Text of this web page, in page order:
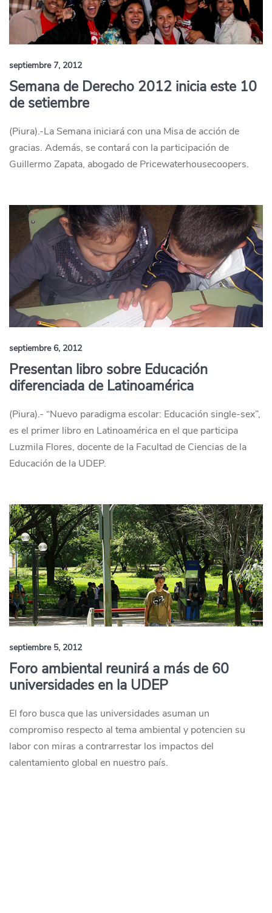
septiembre 7, 2012
Semana de Derecho 2012 inicia este 10
de setiembre
(Piura).-La Semana iniciará con una Misa de acción de
gracias. Además, se contará con la participación de
Guillermo Zapata, abogado de Pricewaterhousecoopers.
septiembre 6, 2012
Presentan libro sobre Educación
diferenciada de Latinoamérica
(Piura).- “Nuevo paradigma escolar: Educación single-sex”,
es el primer libro en Latinoamérica en el que participa
Luzmila Flores, docente de la Facultad de Ciencias de la
Educación de la UDEP.
septiembre 5, 2012
Foro ambiental reunirá a más de 60
universidades en la UDEP
El foro busca que las universidades asuman un
compromiso respecto al tema ambiental y potencien su
labor con miras a contrarrestar los impactos del
calentamiento global en nuestro país.